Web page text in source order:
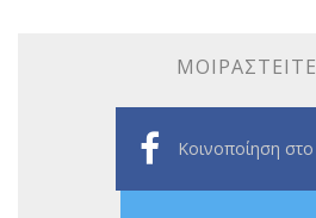
Κοινοποίηση